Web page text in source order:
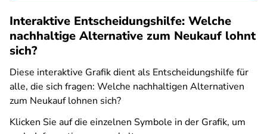
Interaktive Entscheidungshilfe: Welche
nachhaltige Alternative zum Neukauf lohnt
sich?
Diese interaktive Grafik dient als Entscheidungshilfe für
alle, die sich fragen: Welche nachhaltigen Alternativen
zum Neukauf lohnen sich?
Klicken Sie auf die einzelnen Symbole in der Grafik, um